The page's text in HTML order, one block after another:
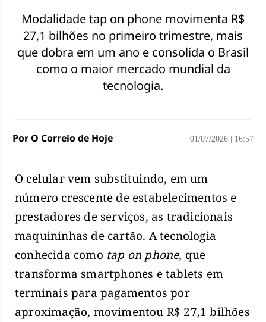
Modalidade tap on phone movimenta R$
27,1 bilhões no primeiro trimestre, mais
que dobra em um ano e consolida o Brasil
como o maior mercado mundial da
tecnologia.
Por O Correio de Hoje 01/07/2026 16:57
O celular vem substituindo, em um
número crescente de estabelecimentos e
prestadores de serviços, as tradicionais
maquininhas de cartão. A tecnologia
conhecida como tap on phone, que
transforma smartphones e tablets em
terminais para pagamentos por
aproximação, movimentou R$ 27,1 bilhões